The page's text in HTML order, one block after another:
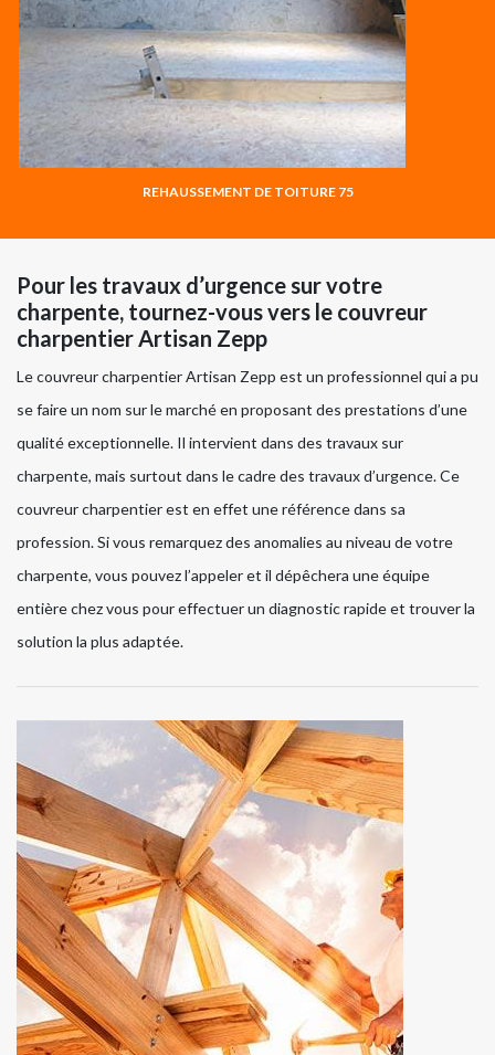
REHAUSSEMENT DE TOITURE 75
Pour les travaux d’urgence sur votre
charpente, tournez-vous vers le couvreur
charpentier Artisan Zepp
Le couvreur charpentier Artisan Zepp est un professionnel qui a pu
se faire un nom sur le marché en proposant des prestations d’une
qualité exceptionnelle. Il intervient dans des travaux sur
charpente, mais surtout dans le cadre des travaux d’urgence. Ce
couvreur charpentier est en effet une référence dans sa
profession. Si vous remarquez des anomalies au niveau de votre
charpente, vous pouvez l’appeler et il dépêchera une équipe
entière chez vous pour effectuer un diagnostic rapide et trouver la
solution la plus adaptée.